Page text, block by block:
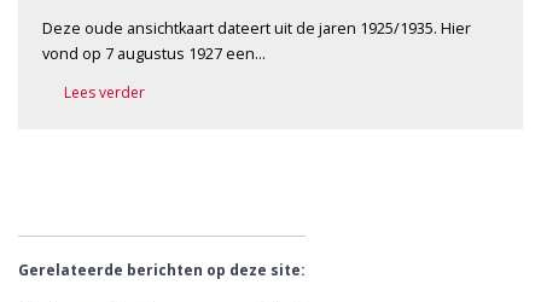
Deze oude ansichtkaart dateert uit de jaren 1925/1935. Hier
vond op 7 augustus 1927 een…
Lees verder
Gerelateerde berichten op deze site: